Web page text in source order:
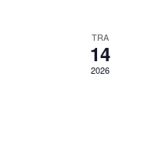
TRA
14
2026